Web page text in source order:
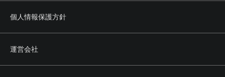
個人情報保護方針
運営会社